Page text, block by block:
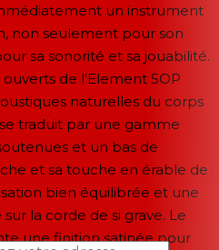
un instrument
non seulement pour son
sa sonorité et sa jouabilité.
de l'Element 5OP
naturelles du corps
traduit par une gamme
et un bas de
et sa touche en érable de
bien équilibrée et une
la corde de si grave. Le
une finition satinée pour